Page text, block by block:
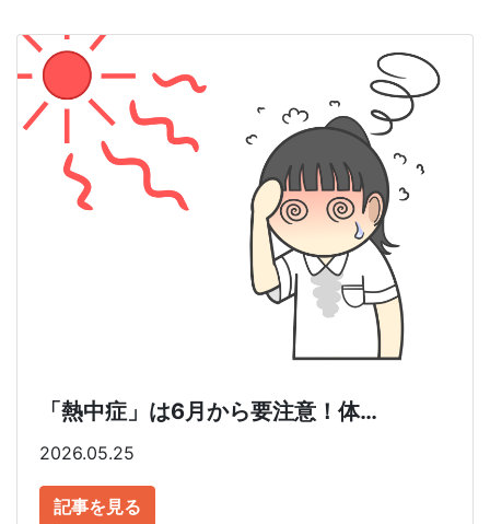
「熱中症」は6月から要注意！体…
2026.05.25
記事を見る